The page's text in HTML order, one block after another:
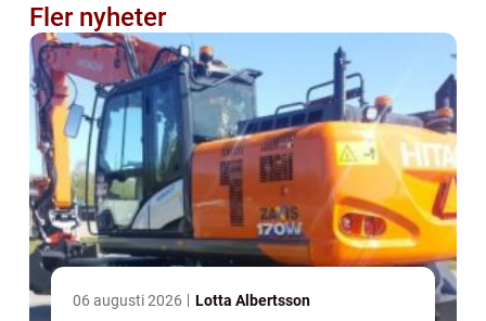
Fler nyheter
06 augusti 2026 Lotta Albertsson